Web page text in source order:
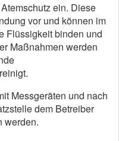
ein. Diese
vor und können im
Flüssigkeit binden und
Maßnahmen werden
Messgeräten und nach
dem Betreiber
werden.